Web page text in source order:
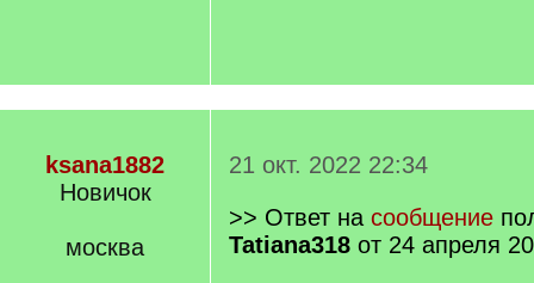
ksana1882
Новичок
москва
21 окт. 2022 22:34
>> Ответ на сообщение
Tatiana318 от 24 апреля